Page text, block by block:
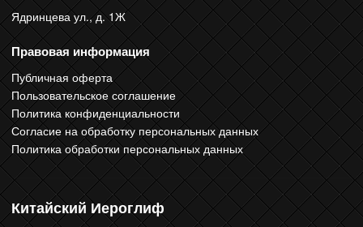
Ядринцева ул., д. 1Ж
Правовая информация
Публичная оферта
Пользовательское соглашение
Политика конфиденциальности
Согласие на обработку персональных данных
Политика обработки персональных данных
Китайский Иероглиф